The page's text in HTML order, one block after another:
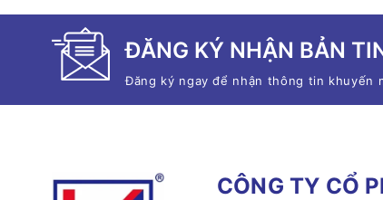
ĐĂNG KÝ NHẬN BẢN
Đăng ký ngay để nhận thông tin khuyến
CÔNG TY CỔ